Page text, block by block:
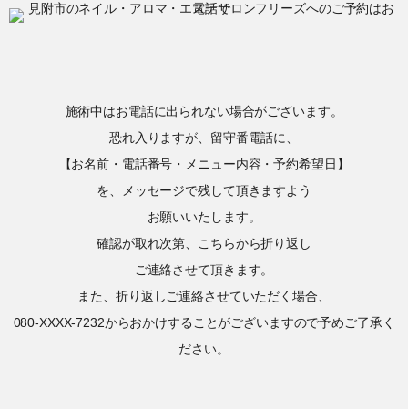
施術中はお電話に出られない場合がございます。
恐れ入りますが、留守番電話に、
【お名前・電話番号・メニュー内容・予約希望日】
を、メッセージで残して頂きますよう
お願いいたします。
確認が取れ次第、こちらから折り返し
ご連絡させて頂きます。
また、折り返しご連絡させていただく場合、
080-XXXX-7232からおかけすることがございますので予めご了承く
ださい。